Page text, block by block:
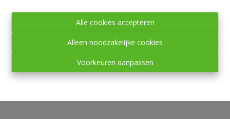
Alle cookies accepteren
Alleen noodzakelijke cookies
Voorkeuren aanpassen
omliggende landschap en een uitstekende oriëntatie,
ideaal om optimaal van het natuurlijke licht te
De perfecte locatie om uw toekomstige woning te
bouwen, terwijl u toch dicht bij Bastenaken blijft.
Mogelijkheid om, onder bepaalde voorwaarden, te